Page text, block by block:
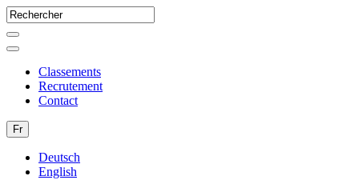
Classements
Recrutement
Contact
Fr
Deutsch
English